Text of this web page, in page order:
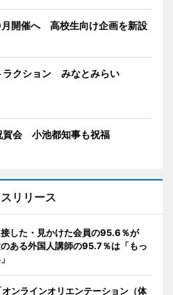
開催へ 高校生向け企画を新設
ラクション みなとみらい
賀会 小池都知事も祝福
リリース
した・見かけた会員の95.6％が
のある外国人講師の95.7％は「もっ
ンラインオリエンテーション（体